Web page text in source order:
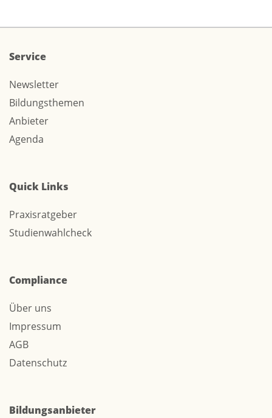
Service
Newsletter
Bildungsthemen
Anbieter
Agenda
Quick Links
Praxisratgeber
Studienwahlcheck
Compliance
Über uns
Impressum
AGB
Datenschutz
Bildungsanbieter